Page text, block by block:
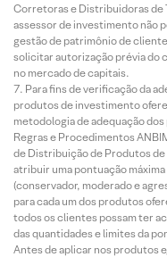
Corretoras e Distribuidoras de
assessor de investimento não
gestão de patrimônio de
solicitar autorização prévia do
no mercado de capitais.
Para fins de verificação da
produtos de investimento
metodologia de adequação
Regras e Procedimentos
de Distribuição de Produtos
atribuir uma pontuação
(conservador, moderado e
para cada um dos produtos
todos os clientes possam ter
das quantidades e limites da
Antes de aplicar nos produtos